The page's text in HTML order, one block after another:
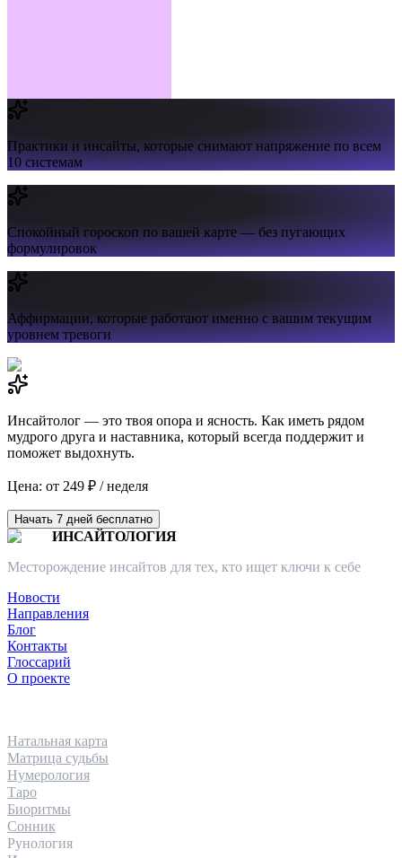
Практики и инсайты,которые снимают напряжение по всем
10 системам
Спокойный гороскоппо вашей карте — без пугающих
формулировок
Аффирмации,которые работают именно с вашим текущим
уровнем тревоги
Инсайтолог — это твоя опора и ясность. Как иметь рядом
мудрого друга и наставника, который всегда поддержит и
поможет выдохнуть.
Цена: от 249 ₽ / неделя
Начать 7 дней бесплатно
ИНСАЙТОЛОГИЯ
Месторождение инсайтов для тех, кто ищет ключи к себе
Новости
Направления
Блог
Контакты
Глоссарий
О проекте
Натальная карта
Матрица судьбы
Нумерология
Таро
Биоритмы
Сонник
Рунология